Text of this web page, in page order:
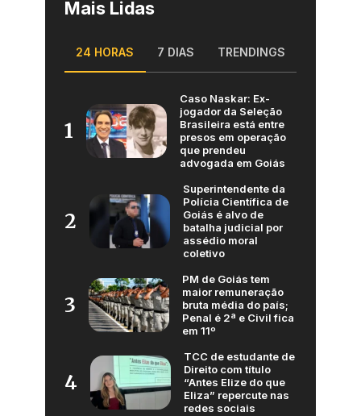
Mais Lidas
24 HORAS 7 DIAS TRENDINGS
1
Caso Naskar: Ex-
jogador da Seleção
Brasileira está entre
presos em operação
que prendeu
advogada em Goiás
2
Superintendente da
Polícia Científica de
Goiás é alvo de
batalha judicial por
assédio moral
coletivo
3
PM de Goiás tem
maior remuneração
bruta média do país;
Penal é 2ª e Civil fica
em 11º
4
TCC de estudante de
Direito com título
“Antes Elize do que
Eliza” repercute nas
redes sociais